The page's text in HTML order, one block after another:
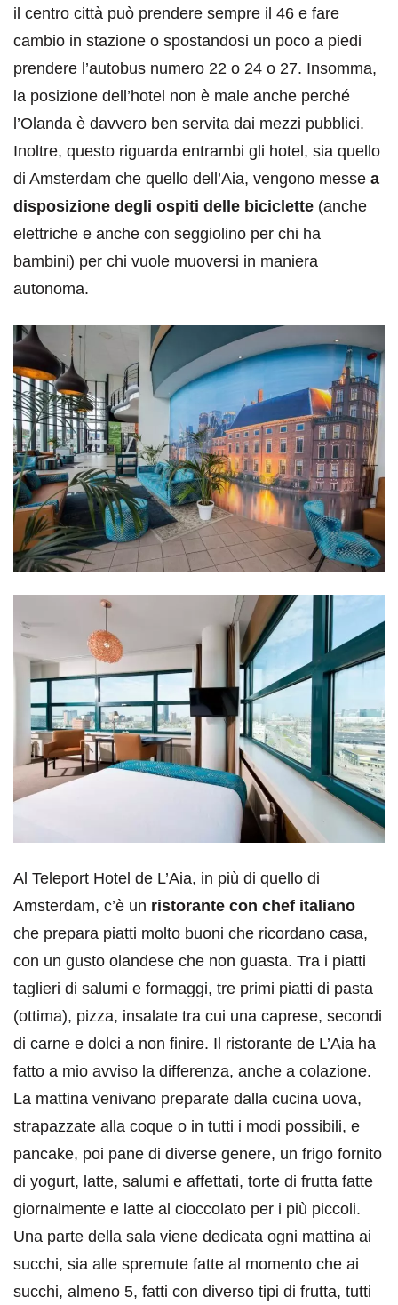
il centro città può prendere sempre il 46 e fare
cambio in stazione o spostandosi un poco a piedi
prendere l’autobus numero 22 o 24 o 27. Insomma,
la posizione dell’hotel non è male anche perché
l’Olanda è davvero ben servita dai mezzi pubblici.
Inoltre, questo riguarda entrambi gli hotel, sia quello
di Amsterdam che quello dell’Aia, vengono messe a
disposizione degli ospiti delle biciclette (anche
elettriche e anche con seggiolino per chi ha
bambini) per chi vuole muoversi in maniera
autonoma.
Al Teleport Hotel de L’Aia, in più di quello di
Amsterdam, c’è un ristorante con chef italiano
che prepara piatti molto buoni che ricordano casa,
con un gusto olandese che non guasta. Tra i piatti
taglieri di salumi e formaggi, tre primi piatti di pasta
(ottima), pizza, insalate tra cui una caprese, secondi
di carne e dolci a non finire. Il ristorante de L’Aia ha
fatto a mio avviso la differenza, anche a colazione.
La mattina venivano preparate dalla cucina uova,
strapazzate alla coque o in tutti i modi possibili, e
pancake, poi pane di diverse genere, un frigo fornito
di yogurt, latte, salumi e affettati, torte di frutta fatte
giornalmente e latte al cioccolato per i più piccoli.
Una parte della sala viene dedicata ogni mattina ai
succhi, sia alle spremute fatte al momento che ai
succhi, almeno 5, fatti con diverso tipi di frutta, tutti